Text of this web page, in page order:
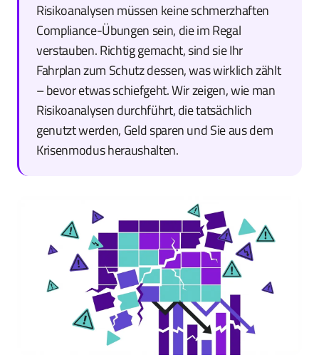
Risikoanalysen müssen keine schmerzhaften
Compliance-Übungen sein, die im Regal
verstauben. Richtig gemacht, sind sie Ihr
Fahrplan zum Schutz dessen, was wirklich zählt
– bevor etwas schiefgeht. Wir zeigen, wie man
Risikoanalysen durchführt, die tatsächlich
genutzt werden, Geld sparen und Sie aus dem
Krisenmodus heraushalten.